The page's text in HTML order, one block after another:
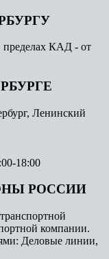
пределах КАД - от
Ленинский
18:00
РОССИИ
компании.
Деловые линии,